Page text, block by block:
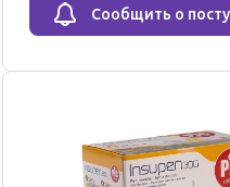
Сообщить о